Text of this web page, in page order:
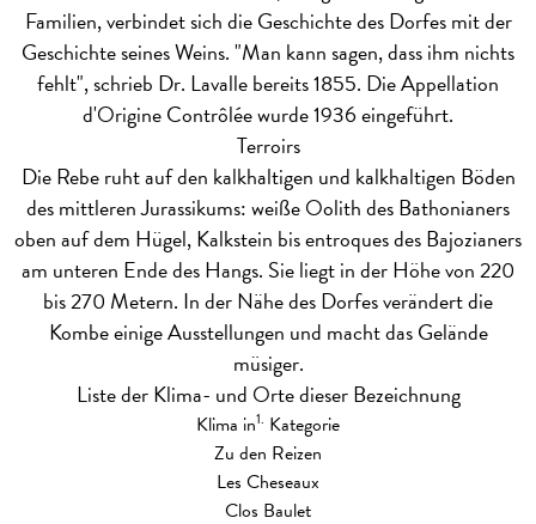
Familien, verbindet sich die Geschichte des Dorfes mit der
Geschichte seines Weins. "Man kann sagen, dass ihm nichts
fehlt", schrieb Dr. Lavalle bereits 1855. Die Appellation
d'Origine Contrôlée wurde 1936 eingeführt.
Terroirs
Die Rebe ruht auf den kalkhaltigen und kalkhaltigen Böden
des mittleren Jurassikums: weiße Oolith des Bathonianers
oben auf dem Hügel, Kalkstein bis entroques des Bajozianers
am unteren Ende des Hangs. Sie liegt in der Höhe von 220
bis 270 Metern. In der Nähe des Dorfes verändert die
Kombe einige Ausstellungen und macht das Gelände
müsiger.
Liste der Klima- und Orte dieser Bezeichnung
Klima in1. Kategorie
Zu den Reizen
Les Cheseaux
Clos Baulet